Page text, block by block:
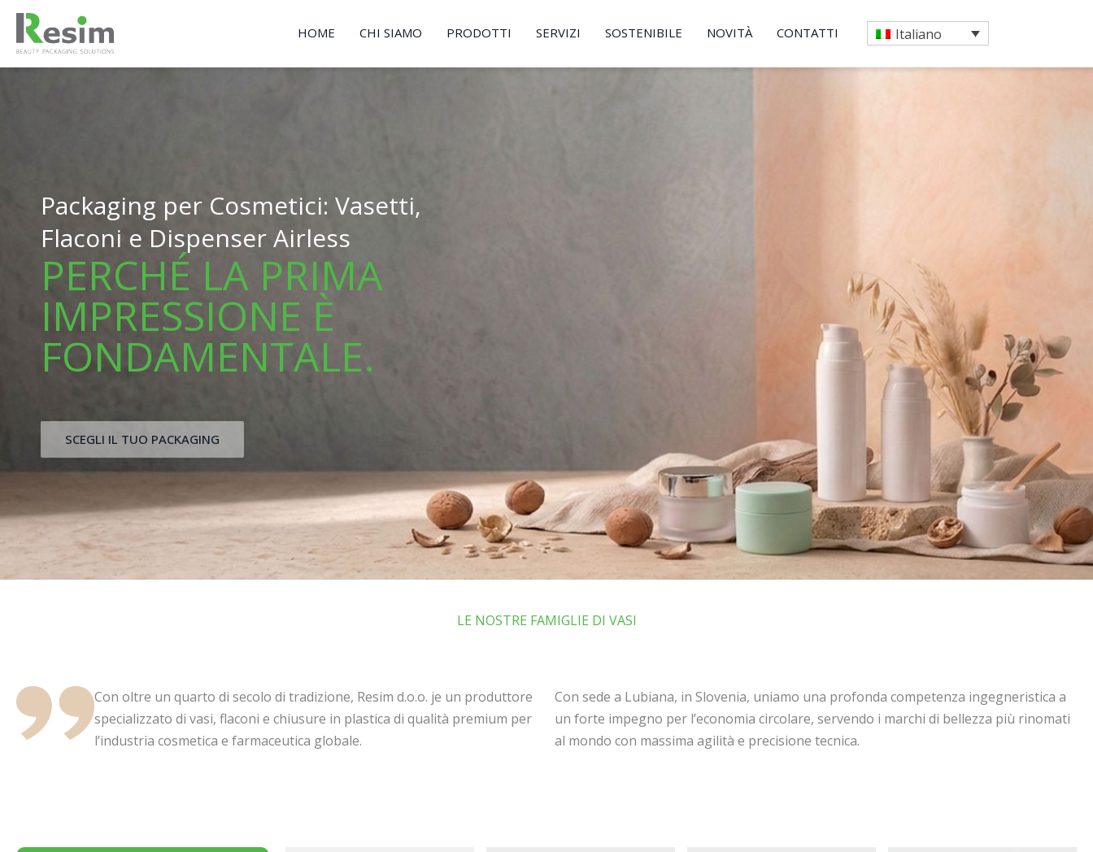
Vai
contenuto
HOME CHI SIAMO PRODOTTI SERVIZI SOSTENIBILE NOVITÀ CONTATTI Italiano
Packaging per Cosmetici: Vasetti,
Flaconi e Dispenser Airless
PERCHÉ LA PRIMA
IMPRESSIONE È
FONDAMENTALE.
SCEGLI IL TUO PACKAGING
LE NOSTRE FAMIGLIE DI VASI
Con oltre un quarto di secolo di tradizione, Resim d.o.o. je un produttore
specializzato di vasi, flaconi e chiusure in plastica di qualità premium per
l’industria cosmetica e farmaceutica globale.
Con sede a Lubiana, in Slovenia, uniamo una profonda competenza ingegneristica a
un forte impegno per l’economia circolare, servendo i marchi di bellezza più rinomati
al mondo con massima agilità e precisione tecnica.